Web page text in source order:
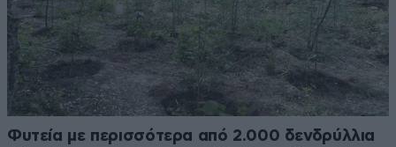
Φυτεία με περισσότερα από 2.000 δενδρύλλια